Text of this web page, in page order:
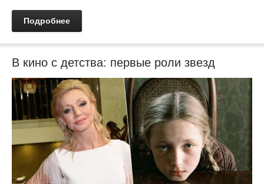
Подробнее
В кино с детства: первые роли звезд